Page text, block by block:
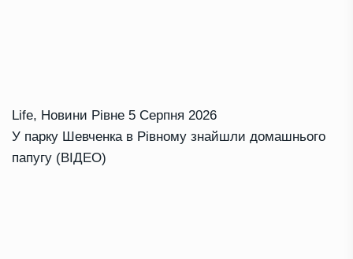
Life, Новини Рівне 5 Серпня 2026
У парку Шевченка в Рівному знайшли домашнього
папугу (ВІДЕО)